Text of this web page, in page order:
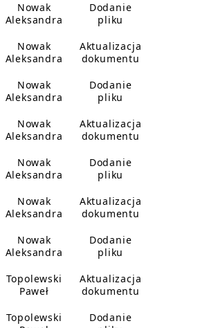
Nowak
Aleksandra
Dodanie
pliku
Nowak
Aleksandra
Aktualizacja
dokumentu
Nowak
Aleksandra
Dodanie
pliku
Nowak
Aleksandra
Aktualizacja
dokumentu
Nowak
Aleksandra
Dodanie
pliku
Nowak
Aleksandra
Aktualizacja
dokumentu
Nowak
Aleksandra
Dodanie
pliku
Topolewski
Paweł
Aktualizacja
dokumentu
Topolewski
Dodanie